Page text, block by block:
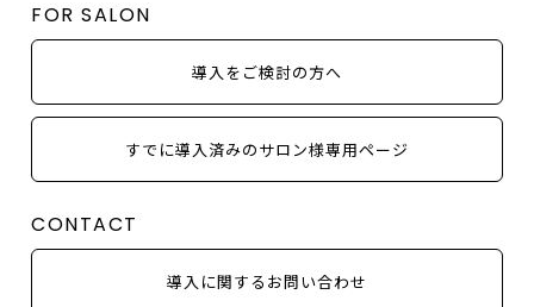
使用方法
コモデックス
東海
中国・四国
九州・沖縄
取り扱いシリーズから探す
アンストレス
FOR SALON
導入をご検討の方へ
すでに導入済みのサロン様専用ページ
CONTACT
導入に関するお問い合わせ